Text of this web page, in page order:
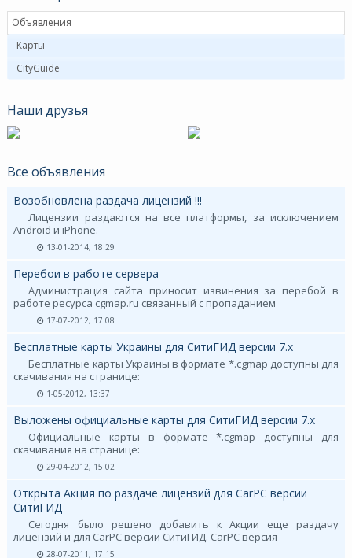
Объявления
Карты
CityGuide
Наши друзья
Все объявления
Возобновлена раздача лицензий !!!
Лицензии раздаются на все платформы, за исключением
Android и iPhone.
13-01-2014, 18:29
Перебои в работе сервера
Администрация сайта приносит извинения за перебой в
работе ресурса cgmap.ru связанный с пропаданием
17-07-2012, 17:08
Бесплатные карты Украины для СитиГИД версии 7.х
Бесплатные карты Украины в формате *.cgmap доступны для
скачивания на странице:
1-05-2012, 13:37
Выложены официальные карты для СитиГИД версии 7.х
Официальные карты в формате *.cgmap доступны для
скачивания на странице:
29-04-2012, 15:02
Открыта Акция по раздаче лицензий для CarPC версии
СитиГИД
Сегодня было решено добавить к Акции еще раздачу
лицензий и для CarPC версии СитиГИД. CarPC версия
28-07-2011, 17:15